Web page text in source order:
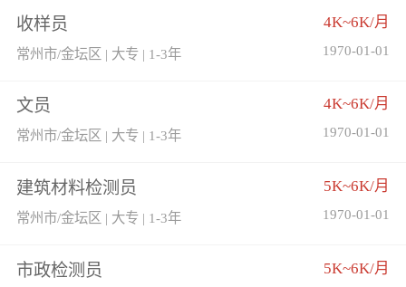
收样员 4K~6K/月
常州市/金坛区 | 大专 | 1-3年 1970-01-01
文员 4K~6K/月
常州市/金坛区 | 大专 | 1-3年 1970-01-01
建筑材料检测员 5K~6K/月
常州市/金坛区 | 大专 | 1-3年 1970-01-01
市政检测员 5K~6K/月